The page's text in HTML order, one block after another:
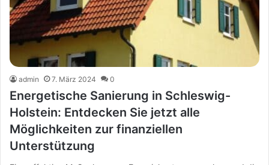
admin 7. März 2024 0
Energetische Sanierung in Schleswig-
Holstein: Entdecken Sie jetzt alle
Möglichkeiten zur finanziellen
Unterstützung